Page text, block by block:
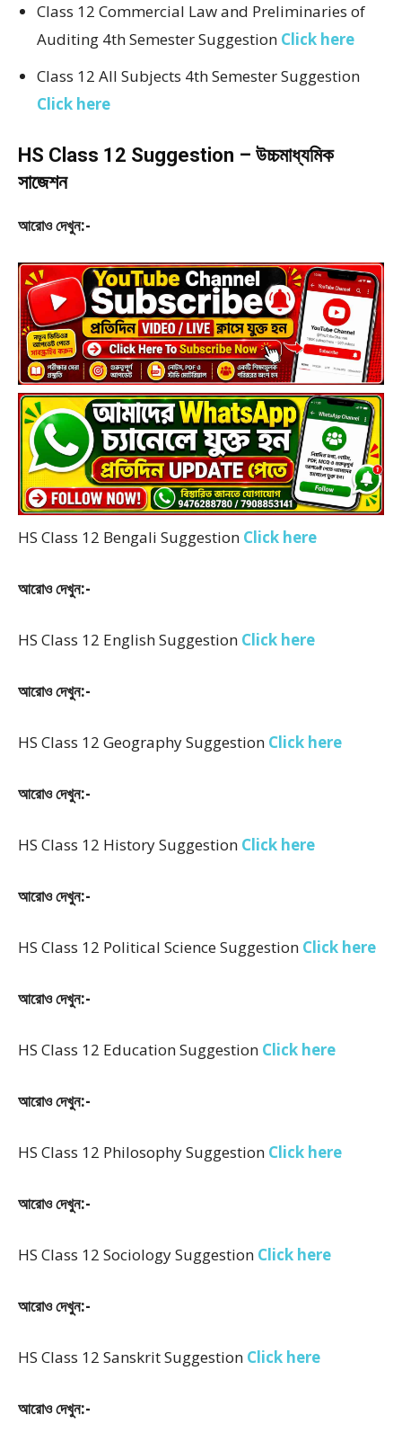
Class 12 Commercial Law and Preliminaries of
Auditing 4th Semester Suggestion Click here
Class 12 All Subjects 4th Semester Suggestion
Click here
HS Class 12 Suggestion – উচ্চমাধ্যমিক
সাজেশন
আরোও দেখুন:-
HS Class 12 Bengali Suggestion Click here
আরোও দেখুন:-
HS Class 12 English Suggestion Click here
আরোও দেখুন:-
HS Class 12 Geography Suggestion Click here
আরোও দেখুন:-
HS Class 12 History Suggestion Click here
আরোও দেখুন:-
HS Class 12 Political Science Suggestion Click here
আরোও দেখুন:-
HS Class 12 Education Suggestion Click here
আরোও দেখুন:-
HS Class 12 Philosophy Suggestion Click here
আরোও দেখুন:-
HS Class 12 Sociology Suggestion Click here
আরোও দেখুন:-
HS Class 12 Sanskrit Suggestion Click here
আরোও দেখুন:-